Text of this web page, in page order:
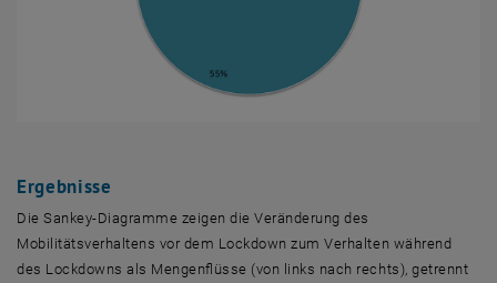
Ergebnisse
Die Sankey-Diagramme zeigen die Veränderung des
Mobilitätsverhaltens vor dem Lockdown zum Verhalten während
des Lockdowns als Mengenflüsse (von links nach rechts), getrennt